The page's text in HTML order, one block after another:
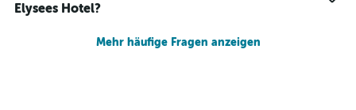
Elysees Hotel?
Mehr häufige Fragen anzeigen